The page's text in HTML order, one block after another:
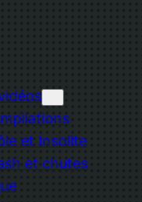
et Insolite
et chutes